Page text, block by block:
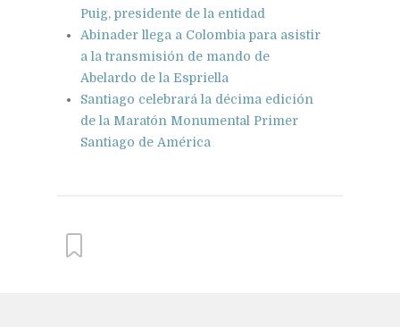
Puig, presidente de la entidad
Abinader llega a Colombia para asistir
a la transmisión de mando de
Abelardo de la Espriella
Santiago celebrará la décima edición
de la Maratón Monumental Primer
Santiago de América